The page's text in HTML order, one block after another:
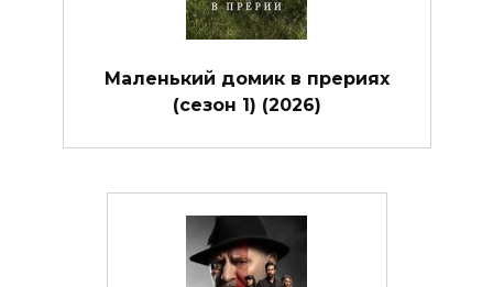
Маленький домик в прериях
(сезон 1) (2026)